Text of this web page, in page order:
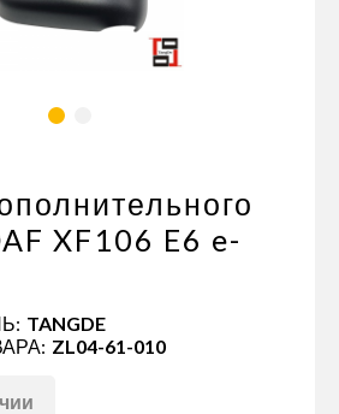
XF106 E6 e-
TANGDE
ZL04-61-010